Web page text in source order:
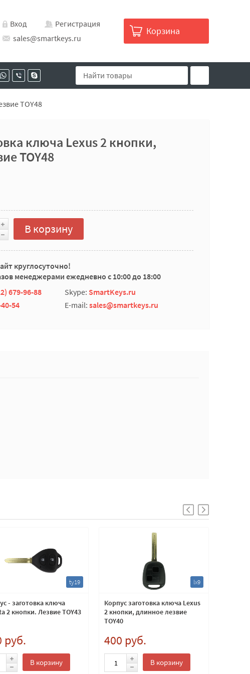
Вход
Регистрация
sales@smartkeys.ru
Корзина
TOY48
ключа Lexus 2 кнопки,
TOY48
В корзину
круглосуточно!
менеджерами ежедневно с 10:00 до 18:00
679-96-88 Skype: SmartKeys.ru
54 E-mail: sales@smartkeys.ru
ty19
- заготовка ключа
2 кнопки. Лезвие TOY43
руб.
В корзину
lx9
Корпус заготовка ключа Lexus
2 кнопки, длинное лезвие
TOY40
400 руб.
В корзину